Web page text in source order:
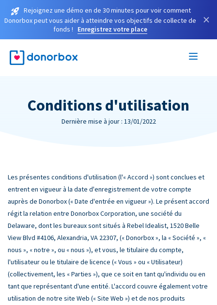
Rejoignez une démo en de 30 minutes pour voir comment
Donorbox peut vous aider à atteindre vos objectifs de collecte de
fonds !
Enregistrez votre place
×
Conditions d'utilisation
Dernière mise à jour : 13/01/2022
Les présentes conditions d'utilisation (l'« Accord ») sont conclues et
entrent en vigueur à la date d'enregistrement de votre compte
auprès de Donorbox (« Date d'entrée en vigueur »). Le présent accord
régit la relation entre Donorbox Corporation, une société du
Delaware, dont les bureaux sont situés à Rebel Idealist, 1520 Belle
View Blvd #4106, Alexandria, VA 22307, (« Donorbox », la « Société », «
nous », « notre », ou « nous »), et vous, le titulaire du compte,
l'utilisateur ou le titulaire de licence (« Vous » ou « Utilisateur)
(collectivement, les « Parties »), que ce soit en tant qu'individu ou en
tant que représentant d'une entité. L'accord couvre également votre
utilisation de notre site Web (« Site Web ») et de nos produits